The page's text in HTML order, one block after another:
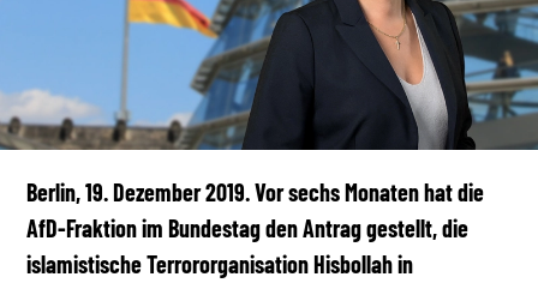
Berlin, 19. Dezember 2019. Vor sechs Monaten hat die
AfD-Fraktion im Bundestag den Antrag gestellt, die
islamistische Terrororganisation Hisbollah in